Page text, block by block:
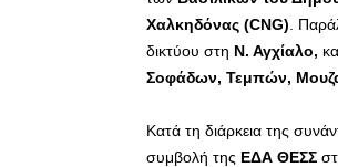
Χαλκηδόνας (CNG) .
δικτύου στη Ν. Αγχίαλο,
Σοφάδων, Τεμπών,
Κατά τη διάρκεια της
συμβολή της ΕΔΑ ΘΕΣΣ